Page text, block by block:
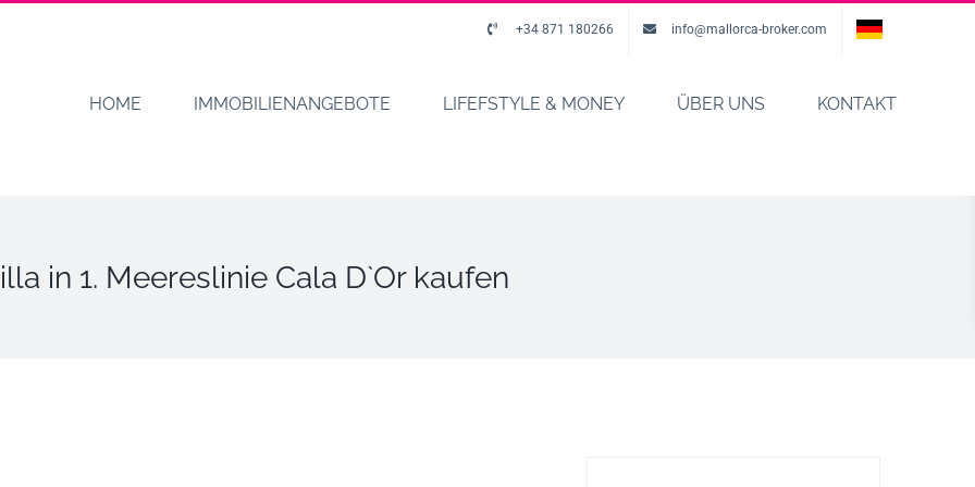
+34 871 180266 info@mallorca-broker.com
HOME IMMOBILIENANGEBOTE LIFEFSTYLE & MONEY ÜBER UNS KONTAKT
in 1. Meereslinie Cala D`Or kaufen